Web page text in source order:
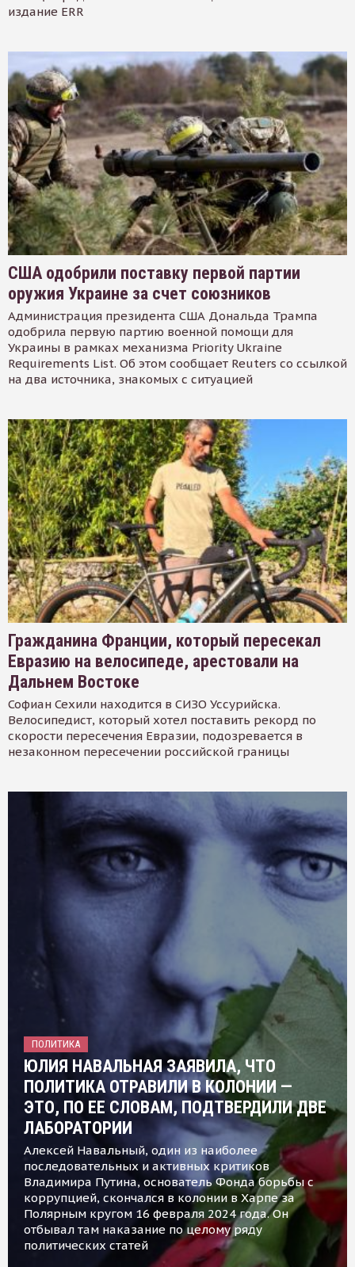
издание ERR
США одобрили поставку первой партии
оружия Украине за счет союзников
Администрация президента США Дональда Трампа
одобрила первую партию военной помощи для
Украины в рамках механизма Priority Ukraine
Requirements List. Об этом сообщает Reuters со ссылкой
на два источника, знакомых с ситуацией
Гражданина Франции, который пересекал
Евразию на велосипеде, арестовали на
Дальнем Востоке
Софиан Сехили находится в СИЗО Уссурийска.
Велосипедист, который хотел поставить рекорд по
скорости пересечения Евразии, подозревается в
незаконном пересечении российской границы
ПОЛИТИКА
ЮЛИЯ НАВАЛЬНАЯ ЗАЯВИЛА, ЧТО
ПОЛИТИКА ОТРАВИЛИ В КОЛОНИИ —
ЭТО, ПО ЕЕ СЛОВАМ, ПОДТВЕРДИЛИ ДВЕ
ЛАБОРАТОРИИ
Алексей Навальный, один из наиболее
последовательных и активных критиков
Владимира Путина, основатель Фонда борьбы с
коррупцией, скончался в колонии в Харпе за
Полярным кругом 16 февраля 2024 года. Он
отбывал там наказание по целому ряду
политических статей